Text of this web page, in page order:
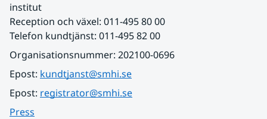
institut
Reception och växel: 011-495 80 00
Telefon kundtjänst: 011-495 82 00
Organisationsnummer: 202100-0696
Epost: kundtjanst@smhi.se
Epost: registrator@smhi.se
Press